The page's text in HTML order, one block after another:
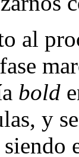
al
bold
y